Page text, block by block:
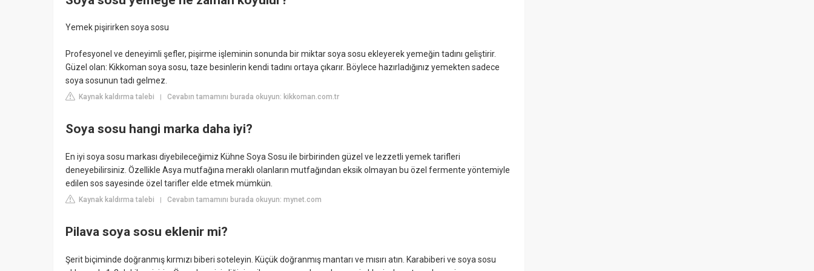
Yemek pişirirken soya sosu
Profesyonel ve deneyimli şefler, pişirme işleminin sonunda bir miktar soya sosu ekleyerek yemeğin tadını geliştirir.
Güzel olan: Kikkoman soya sosu, taze besinlerin kendi tadını ortaya çıkarır. Böylece hazırladığınız yemekten sadece
soya sosunun tadı gelmez.
Kaynak kaldırma talebi | Cevabın tamamını burada okuyun: kikkoman.com.tr
Soya sosu hangi marka daha iyi?
En iyi soya sosu markası diyebileceğimiz Kühne Soya Sosu ile birbirinden güzel ve lezzetli yemek tarifleri
deneyebilirsiniz. Özellikle Asya mutfağına meraklı olanların mutfağından eksik olmayan bu özel fermente yöntemiyle
edilen sos sayesinde özel tarifler elde etmek mümkün.
Kaynak kaldırma talebi | Cevabın tamamını burada okuyun: mynet.com
Pilava soya sosu eklenir mi?
Şerit biçiminde doğranmış kırmızı biberi soteleyin. Küçük doğranmış mantarı ve mısırı atın. Karabiberi ve soya sosu